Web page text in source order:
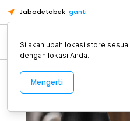
Jabodetabek ganti
Alat Kopi
Silakan ubah lokasi store sesuai
dengan lokasi Anda.
Mengerti